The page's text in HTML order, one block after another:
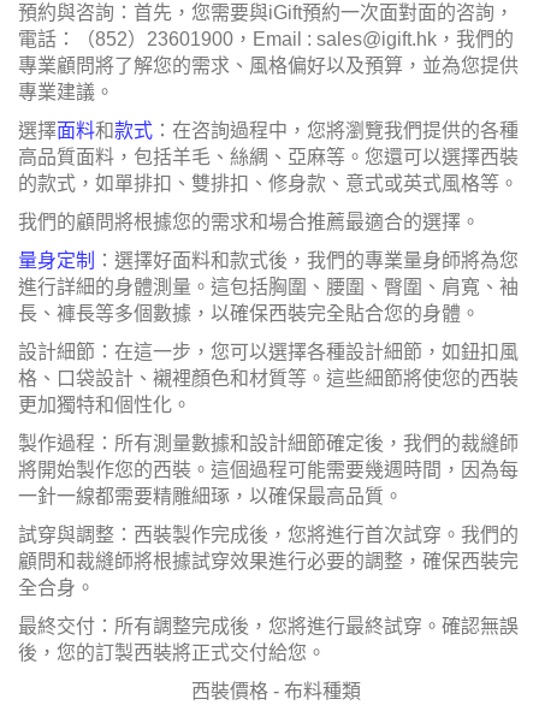
預約與咨詢：首先，您需要與iGift預約一次面對面的咨詢，
電話：（852）23601900，Email : sales@igift.hk，我們的
專業顧問將了解您的需求、風格偏好以及預算，並為您提供
專業建議。
選擇面料和款式 ：在咨詢過程中，您將瀏覽我們提供的各種
高品質面料，包括羊毛、絲綢、亞麻等。您還可以選擇西裝
的款式，如單排扣、雙排扣、修身款、意式或英式風格等。
我們的顧問將根據您的需求和場合推薦最適合的選擇。
量身定制
：選擇好面料和款式後，我們的專業量身師將為您
進行詳細的身體測量。這包括胸圍、腰圍、臀圍、肩寬、袖
長、褲長等多個數據，以確保西裝完全貼合您的身體。
設計細節：在這一步，您可以選擇各種設計細節，如鈕扣風
格、口袋設計、襯裡顏色和材質等。這些細節將使您的西裝
更加獨特和個性化。
製作過程：所有測量數據和設計細節確定後，我們的裁縫師
將開始製作您的西裝。這個過程可能需要幾週時間，因為每
一針一線都需要精雕細琢，以確保最高品質。
試穿與調整：西裝製作完成後，您將進行首次試穿。我們的
顧問和裁縫師將根據試穿效果進行必要的調整，確保西裝完
全合身。
最終交付：所有調整完成後，您將進行最終試穿。確認無誤
後，您的訂製西裝將正式交付給您。
西裝價格 - 布料種類